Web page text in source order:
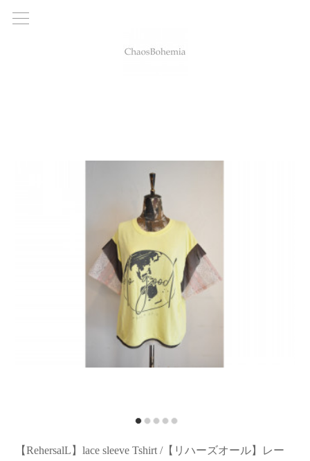
【RehersalL】lace sleeve Tshirt /【リハーズオール】レー